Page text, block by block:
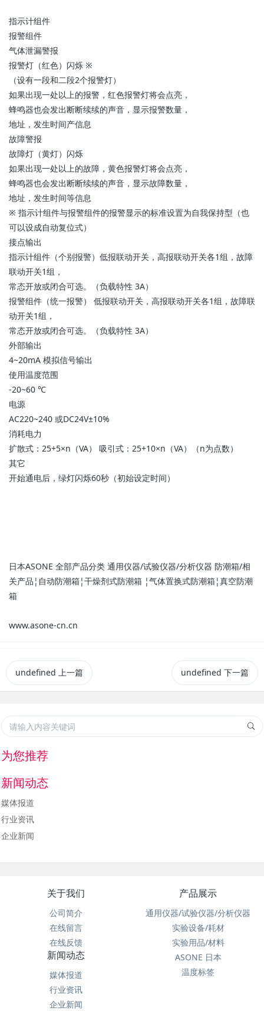
指示计组件
报警组件
气体泄漏警报
报警灯（红色）闪烁 ※
（设有一段和二段2个报警灯）
如果出现一处以上的报警，红色报警灯将会点亮，
蜂鸣器也会发出断断续续的声音，显示报警数量，
地址，发生时间产信息
故障警报
故障灯（黄灯）闪烁
如果出现一处以上的故障，黄色报警灯将会点亮，
蜂鸣器也会发出断断续续的声音，显示故障数量，
地址，发生时间等信息
※ 指示计组件与报警组件的报警显示的标准设置为自我保持型（也
可以设成自动复位式）
接点输出
指示计组件（个别报警）低报联动开关，高报联动开关各1组，故障
联动开关1组，
常态开放或闭合可选。（负载特性 3A）
报警组件（统一报警） 低报联动开关，高报联动开关各1组，故障联
动开关1组，
常态开放或闭合可选。（负载特性 3A）
外部输出
4~20mA 模拟信号输出
使用温度范围
-20~60 ℃
电源
AC220~240 或DC24V±10%
消耗电力
扩散式：25+5×n（VA） 吸引式：25+10×n（VA）（n为点数）
其它
开始通电后，绿灯闪烁60秒（初始设定时间）
日本ASONE 全部产品分类 通用仪器/试验仪器/分析仪器 防潮箱/相
关产品¦自动防潮箱¦干燥剂式防潮箱 ¦气体置换式防潮箱¦真空防潮
箱
www.asone-cn.cn
undefined 上一篇 undefined 下一篇
为您推荐
新闻动态
媒体报道
行业资讯
企业新闻
关于我们
公司简介
在线留言
在线反馈
产品展示
通用仪器/试验仪器/分析仪器
实验设备/耗材
实验用品/材料
ASONE 日本
温度标签
新闻动态
媒体报道
行业资讯
企业新闻